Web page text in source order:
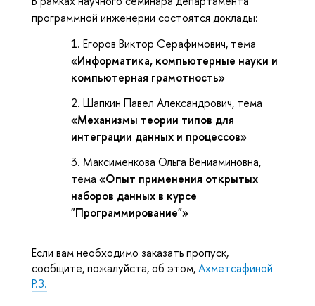
программной инженерии состоятся доклады:
Егоров Виктор Серафимович, тема
«Информатика, компьютерные науки и
компьютерная грамотность»
Шапкин Павел Александрович, тема
«Механизмы теории типов для
интеграции данных и процессов»
Максименкова Ольга Вениаминовна,
тема «Опыт применения открытых
наборов данных в курсе
"Программирование"»
Если вам необходимо заказать пропуск,
сообщите, пожалуйста, об этом,Ахметсафиной
Р.З.